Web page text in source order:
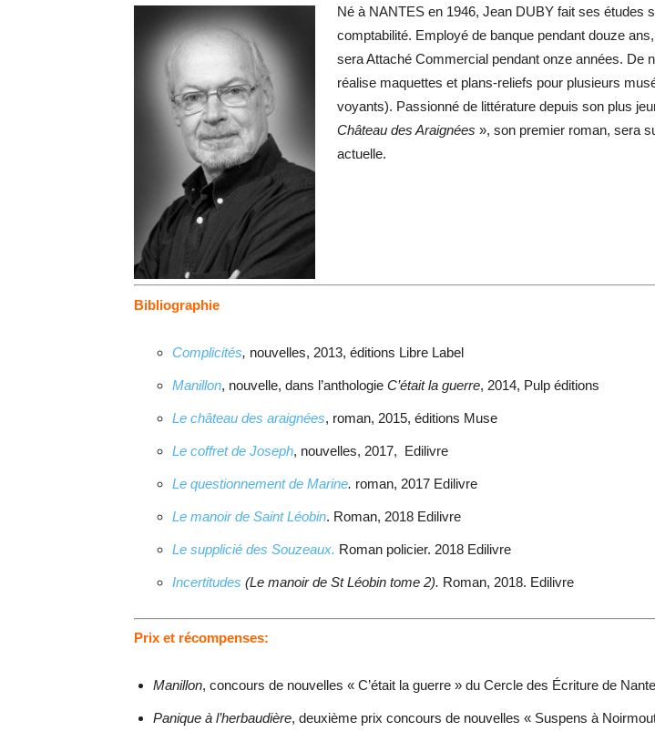
Né à NANTES en 1946, Jean DUBY fait ses études
comptabilité. Employé de banque pendant douze
sera Attaché Commercial pendant onze années. De
réalise maquettes et plans-reliefs pour plusieurs
voyants). Passionné de littérature depuis son plus
Château des Araignées », son premier roman, sera
actuelle.
Bibliographie
Complicités, nouvelles, 2013, éditions Libre Label
Manillon, nouvelle, dans l’anthologie C’était la guerre, 2014, Pulp éditions
Le château des araignées, roman, 2015, éditions Muse
Le coffret de Joseph, nouvelles, 2017, Edilivre
Le questionnement de Marine. roman, 2017 Edilivre
Le manoir de Saint Léobin. Roman, 2018 Edilivre
Le supplicié des Souzeaux. Roman policier. 2018 Edilivre
Incertitudes (Le manoir de St Léobin tome 2). Roman, 2018. Edilivre
Prix et récompenses:
Manillon, concours de nouvelles « C’était la guerre » du Cercle des Écriture de
Panique à l’herbaudière, deuxième prix concours de nouvelles « Suspens à